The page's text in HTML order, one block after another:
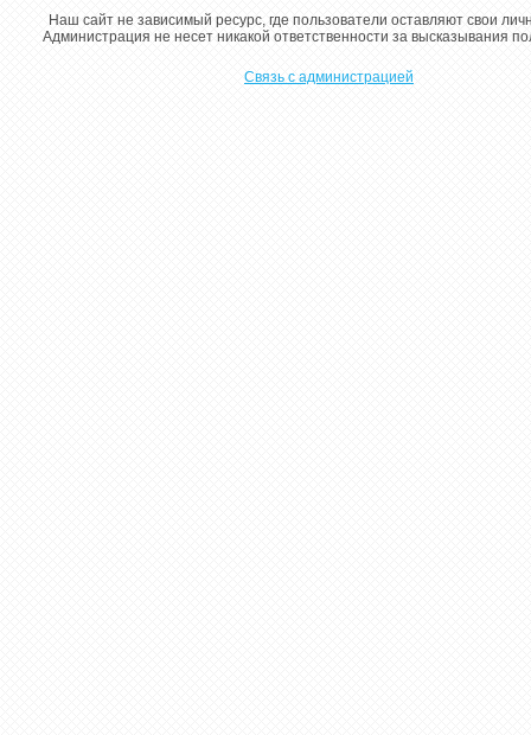
Наш сайт не зависимый ресурс, где пользователи оставляют свои
Администрация не несет никакой ответственности за высказывания
Связь с администрацией